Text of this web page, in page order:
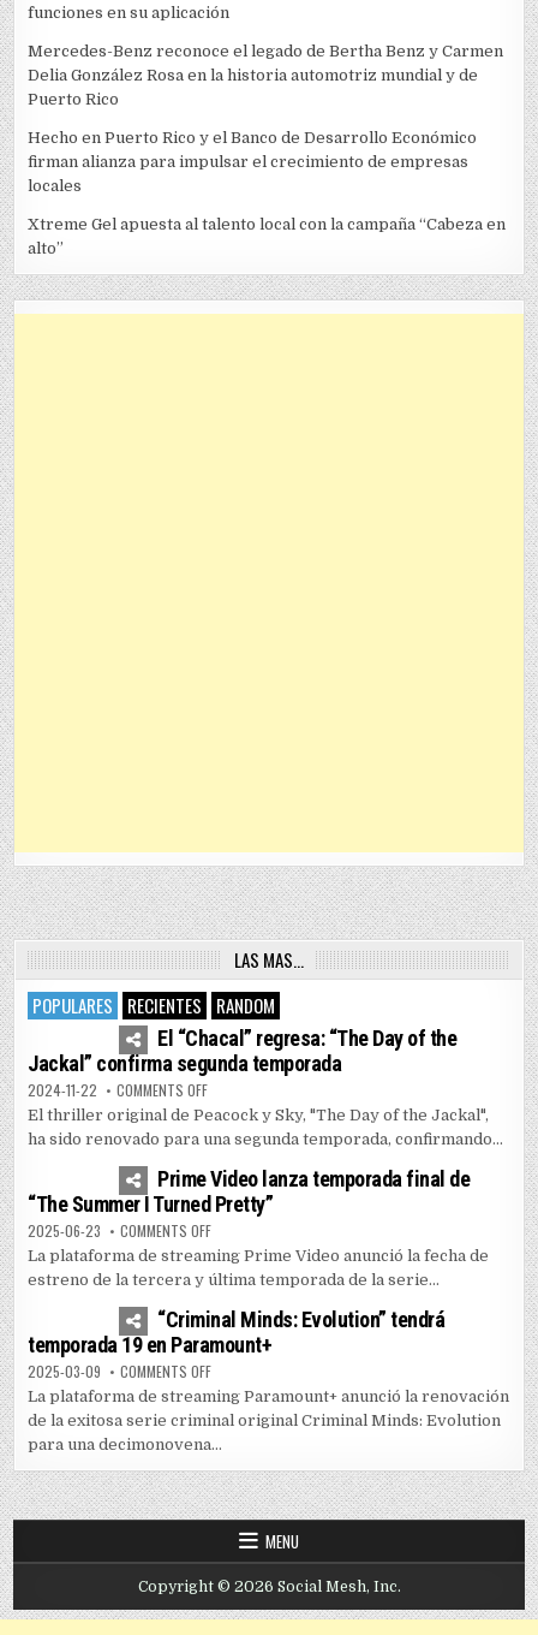
funciones en su aplicación
Mercedes-Benz reconoce el legado de Bertha Benz y Carmen
Delia González Rosa en la historia automotriz mundial y de
Puerto Rico
Hecho en Puerto Rico y el Banco de Desarrollo Económico
firman alianza para impulsar el crecimiento de empresas
locales
Xtreme Gel apuesta al talento local con la campaña “Cabeza en
alto”
LAS MAS…
POPULARES
RECIENTES RANDOM
4 7455
El “Chacal” regresa: “The Day of the
Jackal” confirma segunda temporada
2024-11-22 COMMENTS OFFON EL “CHACAL” REGRESA: “THE DAY OF THE JACKAL”
El thriller original de Peacock y Sky, "The Day of the Jackal",
ha sido renovado para una segunda temporada, confirmando...
1 5164
Prime Video lanza temporada final de
“The Summer I Turned Pretty”
2025-06-23 COMMENTS OFFON PRIME VIDEO LANZA TEMPORADA FINAL DE “THE
La plataforma de streaming Prime Video anunció la fecha de
estreno de la tercera y última temporada de la serie...
0 3599
“Criminal Minds: Evolution” tendrá
temporada 19 en Paramount+
2025-03-09 COMMENTS OFFON “CRIMINAL MINDS: EVOLUTION” TENDRÁ
La plataforma de streaming Paramount+ anunció la renovación
de la exitosa serie criminal original Criminal Minds: Evolution
para una decimonovena...
MENU
Copyright © 2026 Social Mesh, Inc.